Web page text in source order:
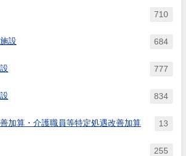
710
設 684
777
834
加算・介護職員等特定処遇改善加算 13
255